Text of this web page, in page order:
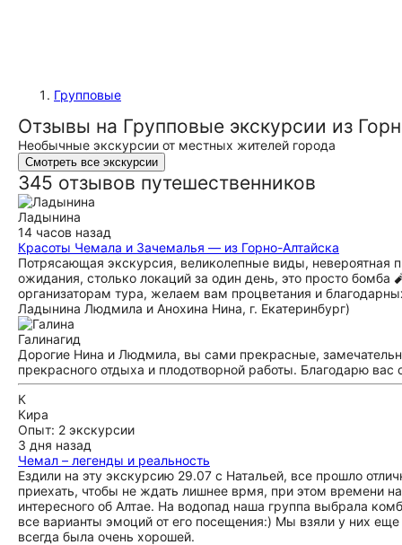
Групповые
Отзывы на Групповые экскурсии из
Необычные экскурсии от местных жителей города
Смотреть все экскурсии
345 отзывов путешественников
Ладынина
14 часов назад
Красоты Чемала и Зачемалья — из Горно-Алтайска
Потрясающая экскурсия, великолепные виды, невероятная
ожидания, столько локаций за один день, это просто
организаторам тура, желаем вам процветания и
Ладынина Людмила и Анохина Нина, г. Екатеринбург)
Галинагид
Дорогие Нина и Людмила, вы сами прекрасные,
прекрасного отдыха и плодотворной работы. Благодарю вас
К
Кира
Опыт: 2 экскурсии
3 дня назад
Чемал – легенды и реальность
Ездили на эту экскурсию 29.07 с Натальей, все прошло
приехать, чтобы не ждать лишнее врмя, при этом времени
интересного об Алтае. На водопад наша группа выбрала
все варианты эмоций от его посещения:) Мы взяли у них
всегда была очень хорошей.